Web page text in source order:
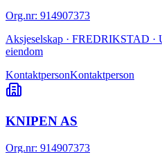
Org.nr: 914907373
Aksjeselskap · FREDRIKSTAD ·
eiendom
KontaktpersonKontaktperson
KNIPEN AS
Org.nr: 914907373